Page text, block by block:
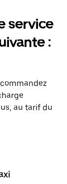
service
:
au tarif du